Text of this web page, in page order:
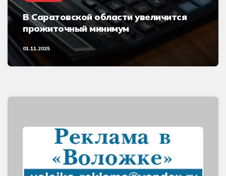
В Саратовской области увеличится
прожиточный минимум
01.11.2025